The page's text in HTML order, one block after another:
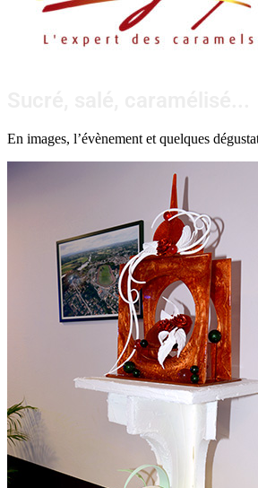
En images, l’évènement et quelques